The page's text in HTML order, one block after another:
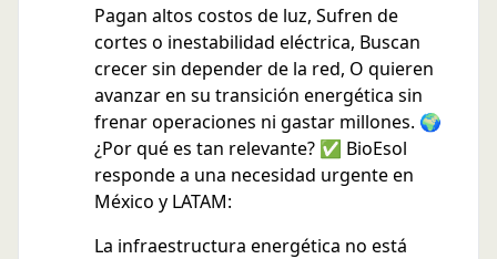
Pagan altos costos de luz, Sufren de
cortes o inestabilidad eléctrica, Buscan
crecer sin depender de la red, O quieren
avanzar en su transición energética sin
frenar operaciones ni gastar millones. 🌍
¿Por qué es tan relevante? ✅ BioEsol
responde a una necesidad urgente en
México y LATAM:
La infraestructura energética no está